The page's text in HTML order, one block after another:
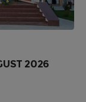
2026